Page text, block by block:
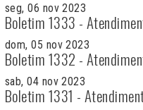
seg, 06 nov 2023
Boletim 1333 -
dom, 05 nov 2023
Boletim 1332 -
sab, 04 nov 2023
Boletim 1331 -